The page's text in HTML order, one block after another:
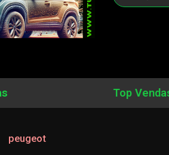
Top
peugeot